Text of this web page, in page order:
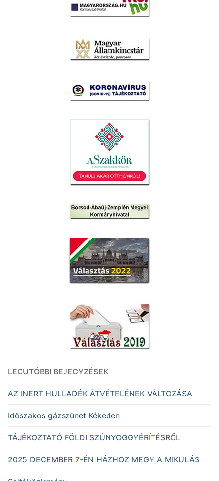
LEGUTÓBBI BEJEGYZÉSEK
AZ INERT HULLADÉK ÁTVÉTELÉNEK VÁLTOZÁSA
Időszakos gázszünet Kékeden
TÁJÉKOZTATÓ FÖLDI SZÚNYOGGYÉRÍTÉSRŐL
2025 DECEMBER 7-ÉN HÁZHOZ MEGY A MIKULÁS